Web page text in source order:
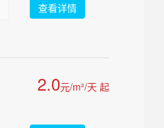
查看详情
2.0元/m²/天 起